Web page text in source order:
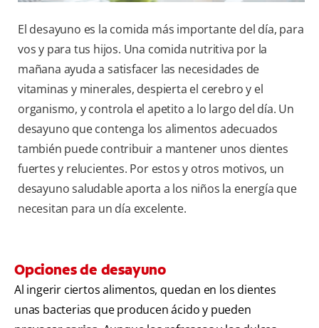
El desayuno es la comida más importante del día, para
vos y para tus hijos. Una comida nutritiva por la
mañana ayuda a satisfacer las necesidades de
vitaminas y minerales, despierta el cerebro y el
organismo, y controla el apetito a lo largo del día. Un
desayuno que contenga los alimentos adecuados
también puede contribuir a mantener unos dientes
fuertes y relucientes. Por estos y otros motivos, un
desayuno saludable aporta a los niños la energía que
necesitan para un día excelente.
Opciones de desayuno
Al ingerir ciertos alimentos, quedan en los dientes
unas bacterias que producen ácido y pueden